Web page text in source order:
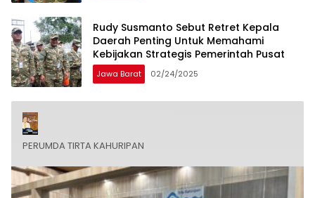
Rudy Susmanto Sebut Retret Kepala
Daerah Penting Untuk Memahami
Jawa Barat 02/24/2025
PERUMDA TIRTA KAHURIPAN